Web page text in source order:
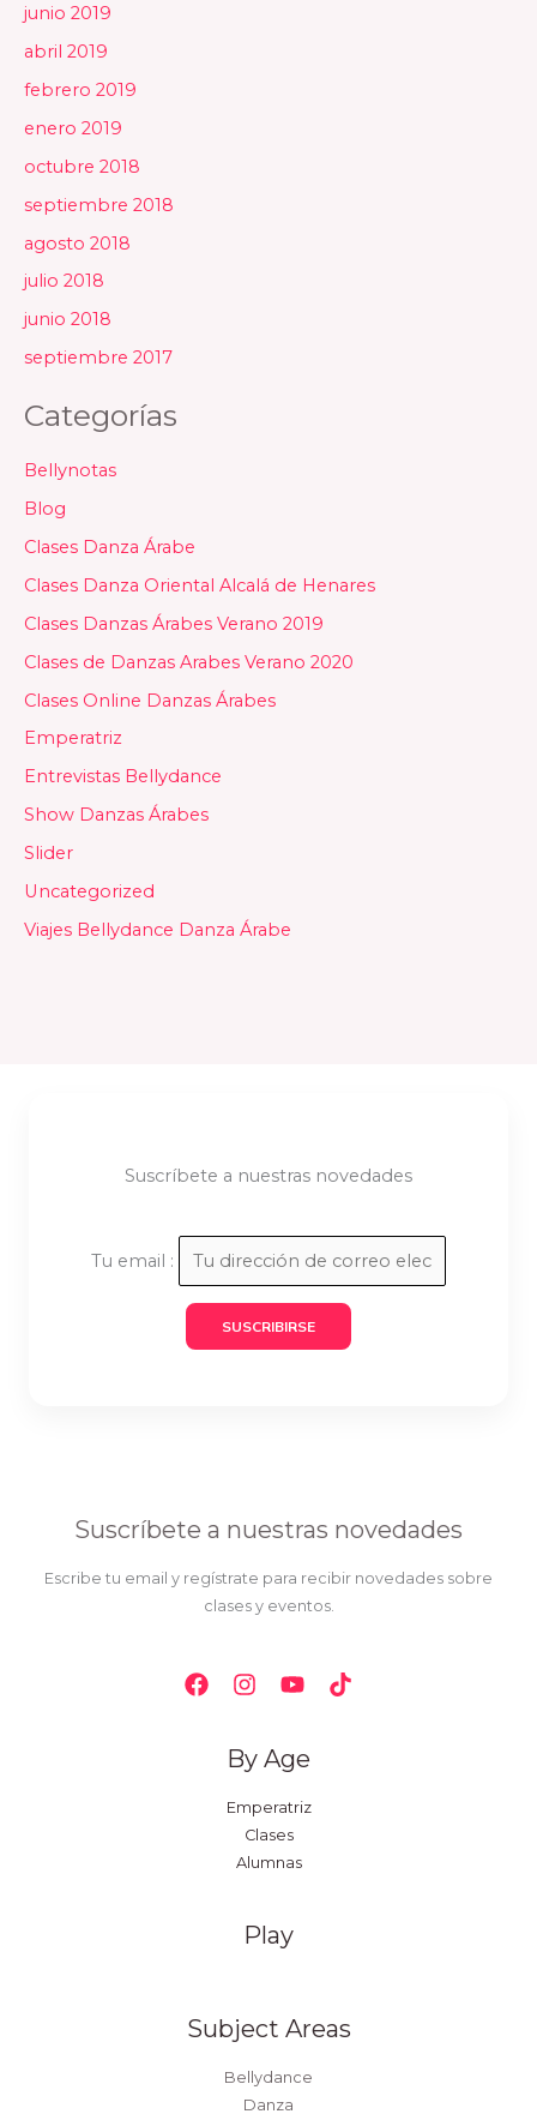
junio 2019
abril 2019
febrero 2019
enero 2019
octubre 2018
septiembre 2018
agosto 2018
julio 2018
junio 2018
septiembre 2017
Categorías
Bellynotas
Blog
Clases Danza Árabe
Clases Danza Oriental Alcalá de Henares
Clases Danzas Árabes Verano 2019
Clases de Danzas Arabes Verano 2020
Clases Online Danzas Árabes
Emperatriz
Entrevistas Bellydance
Show Danzas Árabes
Slider
Uncategorized
Viajes Bellydance Danza Árabe
Suscríbete a nuestras novedades
Tu email :
Suscríbete a nuestras novedades
Escribe tu email y regístrate para recibir novedades sobre
clases y eventos.
By Age
Emperatriz
Clases
Alumnas
Play
Subject Areas
Bellydance
Danza